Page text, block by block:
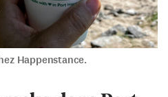
Happenstance.